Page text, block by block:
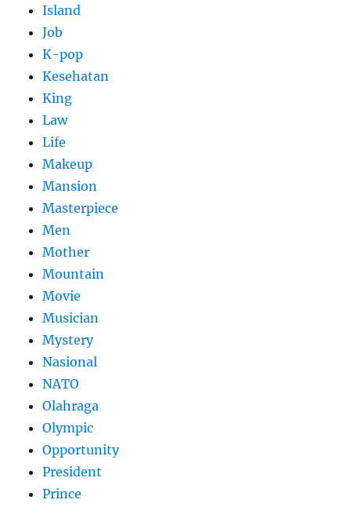
Island
Job
K-pop
Kesehatan
King
Law
Life
Makeup
Mansion
Masterpiece
Men
Mother
Mountain
Movie
Musician
Mystery
Nasional
NATO
Olahraga
Olympic
Opportunity
President
Prince